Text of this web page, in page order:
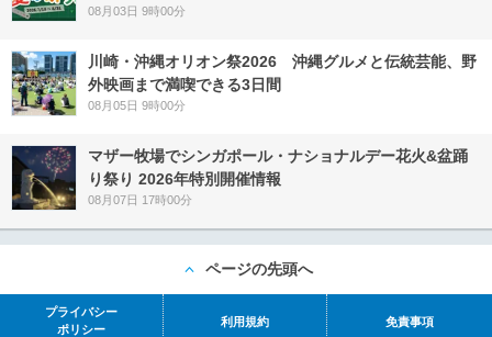
08月03日 9時00分
川崎・沖縄オリオン祭2026 沖縄グルメと伝統芸能、野
外映画まで満喫できる3日間
08月05日 9時00分
マザー牧場でシンガポール・ナショナルデー花火&盆踊
り祭り 2026年特別開催情報
08月07日 17時00分
ページの先頭へ
プライバシー
ポリシー
利用規約 免責事項